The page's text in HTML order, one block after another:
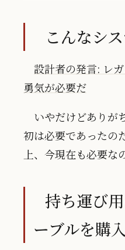
こんなシ
設計者の発言: レ
勇気が必要だ
いやだけどありが
初は必要であったの
上、今現在も必要な
持ち運び
ーブルを購入